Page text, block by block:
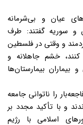
عیان و بی‌شرمانه
و سوریه گفتند: طرف
و وقتی در فلسطین
خشم جاهلانه و
بیماران بیمارستان‌ها
را ناتوانی جامعه
و با تأکید مجدد بر
اسلامی با رژیم